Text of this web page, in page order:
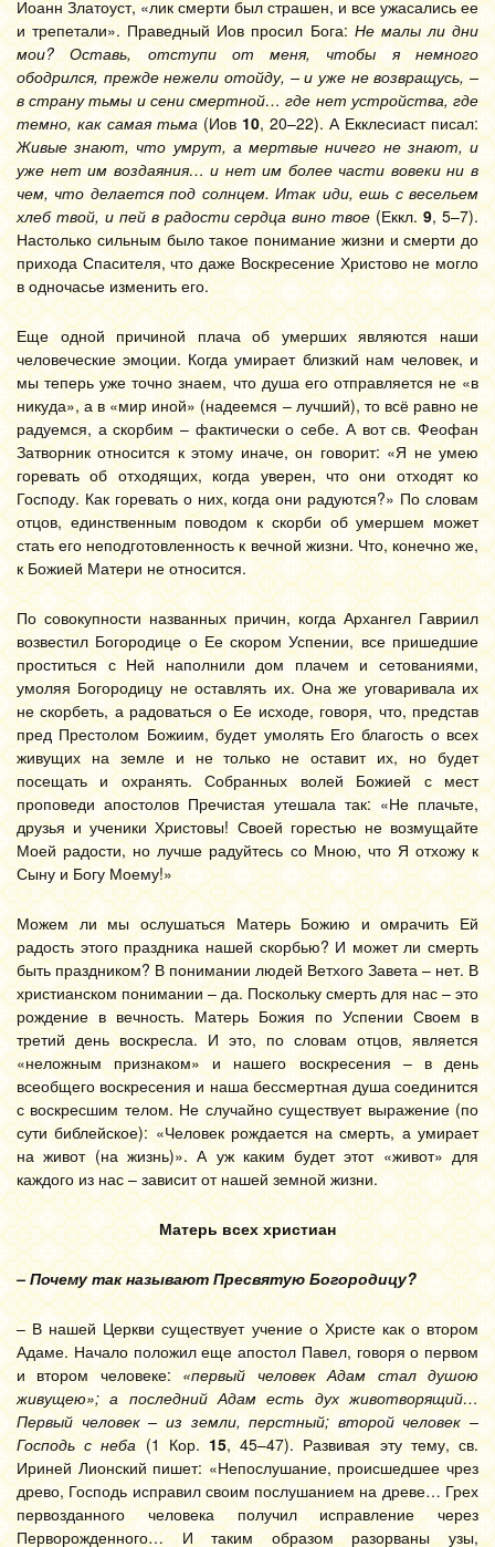
Иоанн Златоуст, «лик смерти был страшен, и все ужасались ее
и трепетали». Праведный Иов просил Бога: Не малы ли дни
мои? Оставь, отступи от меня, чтобы я немного
ободрился, прежде нежели отойду, – и уже не возвращусь, –
в страну тьмы и сени смертной… где нет устройства, где
темно, как самая тьма (Иов 10, 20–22). А Екклесиаст писал:
Живые знают, что умрут, а мертвые ничего не знают, и
уже нет им воздаяния… и нет им более части вовеки ни в
чем, что делается под солнцем. Итак иди, ешь с весельем
хлеб твой, и пей в радости сердца вино твое (Еккл.9, 5–7).
Настолько сильным было такое понимание жизни и смерти до
прихода Спасителя, что даже Воскресение Христово не могло
в одночасье изменить его.
Еще одной причиной плача об умерших являются наши
человеческие эмоции. Когда умирает близкий нам человек, и
мы теперь уже точно знаем, что душа его отправляется не «в
никуда», а в «мир иной» (надеемся – лучший), то всё равно не
радуемся, а скорбим – фактически о себе. А вот св. Феофан
Затворник относится к этому иначе, он говорит: «Я не умею
горевать об отходящих, когда уверен, что они отходят ко
Господу. Как горевать о них, когда они радуются?» По словам
отцов, единственным поводом к скорби об умершем может
стать его неподготовленность к вечной жизни. Что, конечно же,
к Божией Матери не относится.
По совокупности названных причин, когда Архангел Гавриил
возвестил Богородице о Ее скором Успении, все пришедшие
проститься с Ней наполнили дом плачем и сетованиями,
умоляя Богородицу не оставлять их. Она же уговаривала их
не скорбеть, а радоваться о Ее исходе, говоря, что, представ
пред Престолом Божиим, будет умолять Его благость о всех
живущих на земле и не только не оставит их, но будет
посещать и охранять. Собранных волей Божией с мест
проповеди апостолов Пречистая утешала так: «Не плачьте,
друзья и ученики Христовы! Своей горестью не возмущайте
Моей радости, но лучше радуйтесь со Мною, что Я отхожу к
Сыну и Богу Моему!»
Можем ли мы ослушаться Матерь Божию и омрачить Ей
радость этого праздника нашей скорбью? И может ли смерть
быть праздником? В понимании людей Ветхого Завета – нет. В
христианском понимании – да. Поскольку смерть для нас – это
рождение в вечность. Матерь Божия по Успении Своем в
третий день воскресла. И это, по словам отцов, является
«неложным признаком» и нашего воскресения – в день
всеобщего воскресения и наша бессмертная душа соединится
с воскресшим телом. Не случайно существует выражение (по
сути библейское): «Человек рождается на смерть, а умирает
на живот (на жизнь)». А уж каким будет этот «живот» для
каждого из нас – зависит от нашей земной жизни.
Матерь всех христиан
– Почему так называют Пресвятую Богородицу?
– В нашей Церкви существует учение о Христе как о втором
Адаме. Начало положил еще апостол Павел, говоря о первом
и втором человеке: «первый человек Адам стал душою
живущею»; а последний Адам есть дух животворящий…
Первый человек – из земли, перстный; второй человек –
Господь с неба (1 Кор. 15, 45–47). Развивая эту тему, св.
Ириней Лионский пишет: «Непослушание, происшедшее чрез
древо, Господь исправил своим послушанием на древе… Грех
первозданного человека получил исправление через
Перворожденного… И таким образом разорваны узы,